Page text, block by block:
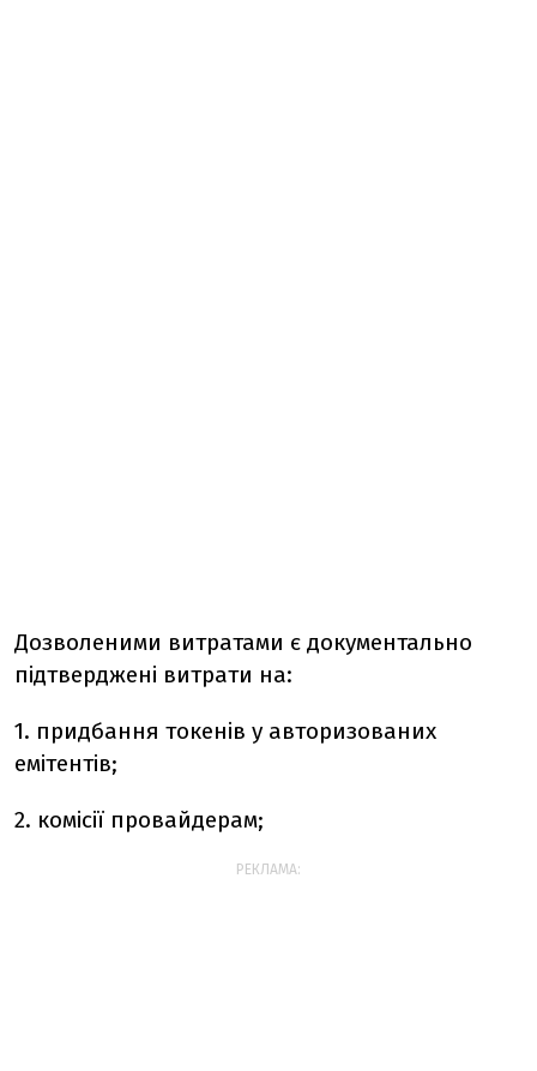
Дозволеними витратами є документально
підтверджені витрати на:
1. придбання токенів у авторизованих
емітентів;
2. комісії провайдерам;
РЕКЛАМА: